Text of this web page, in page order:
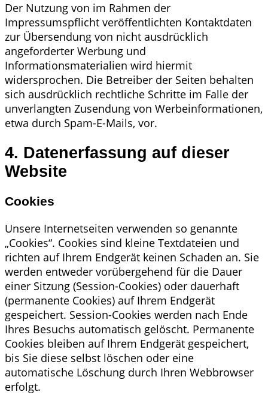
Der Nutzung von im Rahmen der
Impressumspflicht veröffentlichten Kontaktdaten
zur Übersendung von nicht ausdrücklich
angeforderter Werbung und
Informationsmaterialien wird hiermit
widersprochen. Die Betreiber der Seiten behalten
sich ausdrücklich rechtliche Schritte im Falle der
unverlangten Zusendung von Werbeinformationen,
etwa durch Spam-E-Mails, vor.
4. Datenerfassung auf dieser
Website
Cookies
Unsere Internetseiten verwenden so genannte
„Cookies“. Cookies sind kleine Textdateien und
richten auf Ihrem Endgerät keinen Schaden an. Sie
werden entweder vorübergehend für die Dauer
einer Sitzung (Session-Cookies) oder dauerhaft
(permanente Cookies) auf Ihrem Endgerät
gespeichert. Session-Cookies werden nach Ende
Ihres Besuchs automatisch gelöscht. Permanente
Cookies bleiben auf Ihrem Endgerät gespeichert,
bis Sie diese selbst löschen oder eine
automatische Löschung durch Ihren Webbrowser
erfolgt.